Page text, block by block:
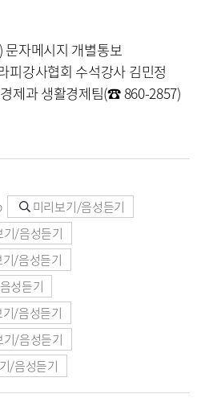
문자메시지 개별통보
피강사협회 수석강사 김민정
제과 생활경제팀(☎ 860-2857)
미리보기/음성듣기
/음성듣기
/음성듣기
성듣기
/음성듣기
/음성듣기
/음성듣기